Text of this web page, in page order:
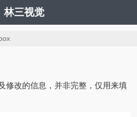
林三视觉
修改的信息，并非完整，仅用来填